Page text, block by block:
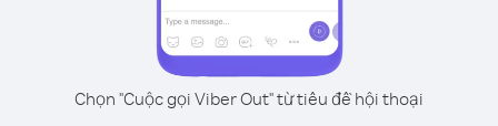
Chọn "Cuộc gọi Viber Out" từ tiêu đề hội thoại